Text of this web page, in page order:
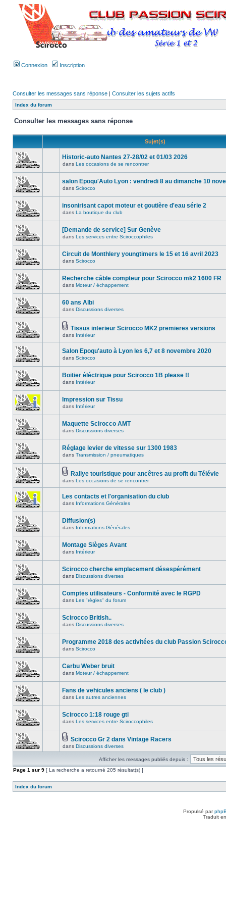
Connexion Inscription
Consulter les messages sans réponse | Consulter les sujets actifs
Index du forum
Consulter les messages sans réponse
Sujet(s)
Historic-auto Nantes 27-28/02 et 01/03 2026
dans Les occasions de se rencontrer
salon Epoqu'Auto Lyon : vendredi 8 au dimanche 10
dans Scirocco
insonirisant capot moteur et goutière d'eau série 2
dans La boutique du club
[Demande de service] Sur Genève
dans Les services entre Sciroccophiles
Circuit de Monthlery youngtimers le 15 et 16 avril 2023
dans Scirocco
Recherche câble compteur pour Scirocco mk2 1600 FR
dans Moteur / échappement
60 ans Albi
dans Discussions diverses
Tissus interieur Scirocco MK2 premieres versions
dans Intérieur
Salon Epoqu'auto à Lyon les 6,7 et 8 novembre 2020
dans Scirocco
Boitier éléctrique pour Scirocco 1B please !!
dans Intérieur
Impression sur Tissu
dans Intérieur
Maquette Scirocco AMT
dans Discussions diverses
Réglage levier de vitesse sur 1300 1983
dans Transmission / pneumatiques
Rallye touristique pour ancêtres au profit du Télévie
dans Les occasions de se rencontrer
Les contacts et l'organisation du club
dans Informations Générales
Diffusion(s)
dans Informations Générales
Montage Sièges Avant
dans Intérieur
Scirocco cherche emplacement désespérément
dans Discussions diverses
Comptes utilisateurs - Conformité avec le RGPD
dans Les "règles" du forum
Scirocco British..
dans Discussions diverses
Programme 2018 des activitées du club Passion
dans Scirocco
Carbu Weber bruit
dans Moteur / échappement
Fans de vehicules anciens ( le club )
dans Les autres anciennes
Scirocco 1:18 rouge gti
dans Les services entre Sciroccophiles
Scirocco Gr 2 dans Vintage Racers
dans Discussions diverses
Afficher les messages publiés depuis :
Page 1 sur 9 [ La recherche a retourné 205 résultat(s) ]
Index du forum
Propulsé par
Traduit